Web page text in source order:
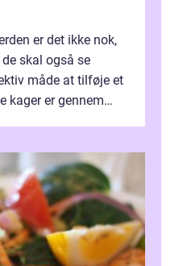
er det ikke nok,
skal også se
måde at tilføje et
kager er gennem